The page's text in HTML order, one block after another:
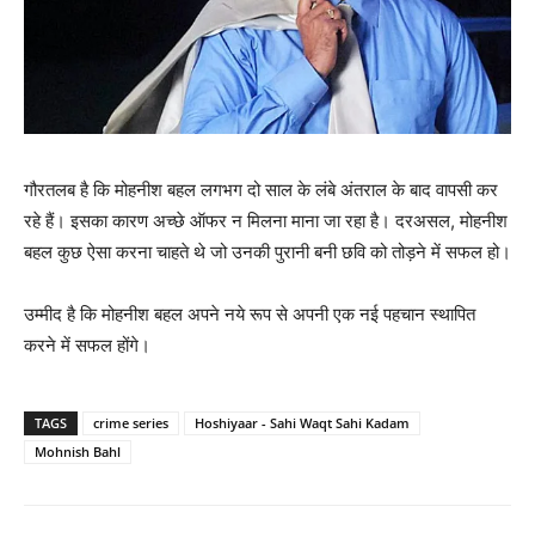
गौरतलब है कि मोहनीश बहल लगभग दो साल के लंबे अंतराल के बाद वापसी कर
रहे हैं। इसका कारण अच्‍छे ऑफर न मिलना माना जा रहा है। दरअसल, मोहनीश
बहल कुछ ऐसा करना चाहते थे जो उनकी पुरानी बनी छवि को तोड़ने में सफल हो।
उम्‍मीद है कि मोहनीश बहल अपने नये रूप से अपनी एक नई पहचान स्‍थापित
करने में सफल होंगे।
TAGS crime series
Hoshiyaar - Sahi Waqt Sahi Kadam
Mohnish Bahl